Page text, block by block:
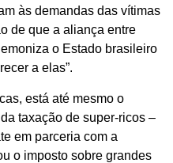
às demandas das vítimas
de que a aliança entre
o Estado brasileiro
a elas”.
está até mesmo o
taxação de super-ricos –
em parceria com a
o imposto sobre grandes